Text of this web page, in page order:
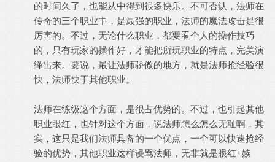
的时间久了，也能从中得到很多快乐。不可否认，法师在
传奇的三个职业中，是最强的职业，法师的魔法攻击是很
厉害的。不过，无论什么职业，都要看个人的操作技巧
的，只有玩家的操作好，才能把所玩职业的特点，完美演
绎出来。要说，最让法师骄傲的地方，就是法师抢经验很
快，法师快于其他职业。
法师在练级这个方面，是很占优势的。不过，也引起其他
职业眼红，也针对这个方面，说法师怎么怎么无耻啊，其
实，这只是我们法师具备的一个优点，一个可以快速抢经
验的优势，其他职业这样谩骂法师，无非就是眼红+嫉